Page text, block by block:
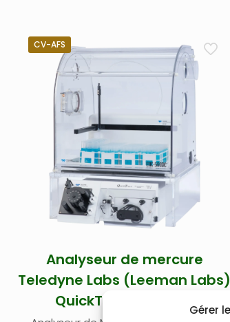
Gérer
CV-AFS
Analyseur de mercure
Teledyne Labs (Leeman Labs)
QuickTrace M-8000